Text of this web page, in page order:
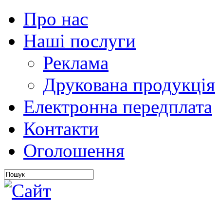
Про нас
Наші послуги
Реклама
Друкована продукція
Електронна передплата
Контакти
Оголошення